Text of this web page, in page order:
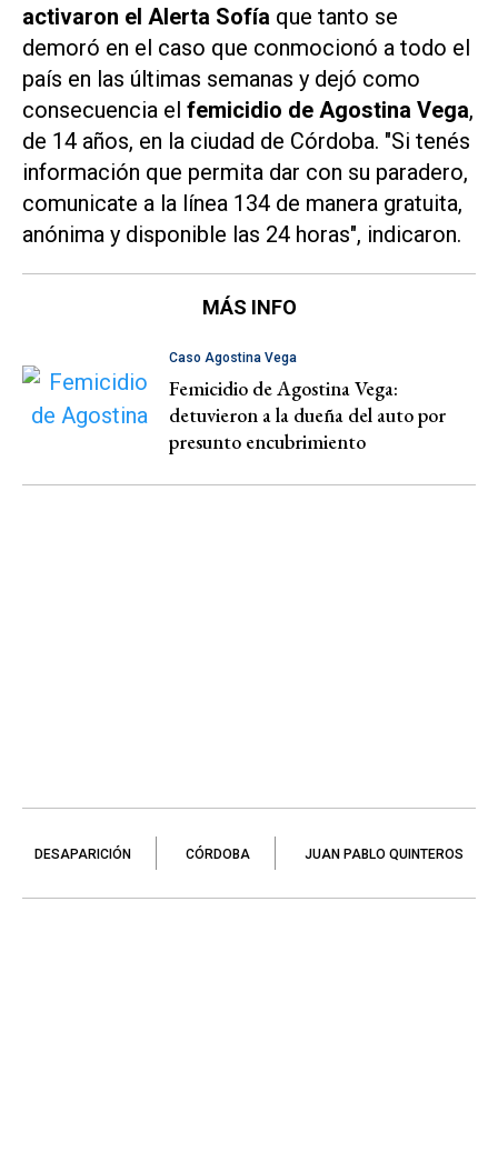
activaron el Alerta Sofía que tanto se
demoró en el caso que conmocionó a todo el
país en las últimas semanas y dejó como
consecuencia el femicidio de Agostina Vega,
de 14 años, en la ciudad de Córdoba. "Si tenés
información que permita dar con su paradero,
comunicate a la línea 134 de manera gratuita,
anónima y disponible las 24 horas", indicaron.
MÁS INFO
Caso Agostina Vega
Femicidio de Agostina Vega:
detuvieron a la dueña del auto por
presunto encubrimiento
DESAPARICIÓN CÓRDOBA JUAN PABLO QUINTEROS